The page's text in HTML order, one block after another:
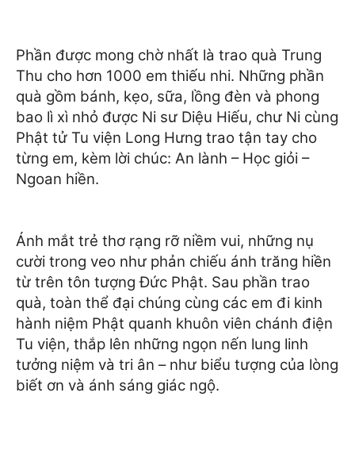
Phần được mong chờ nhất là trao quà Trung
Thu cho hơn 1000 em thiếu nhi. Những phần
quà gồm bánh, kẹo, sữa, lồng đèn và phong
bao lì xì nhỏ được Ni sư Diệu Hiếu, chư Ni cùng
Phật tử Tu viện Long Hưng trao tận tay cho
từng em, kèm lời chúc: An lành – Học giỏi –
Ngoan hiền.
Ánh mắt trẻ thơ rạng rỡ niềm vui, những nụ
cười trong veo như phản chiếu ánh trăng hiền
từ trên tôn tượng Đức Phật. Sau phần trao
quà, toàn thể đại chúng cùng các em đi kinh
hành niệm Phật quanh khuôn viên chánh điện
Tu viện, thắp lên những ngọn nến lung linh
tưởng niệm và tri ân – như biểu tượng của lòng
biết ơn và ánh sáng giác ngộ.